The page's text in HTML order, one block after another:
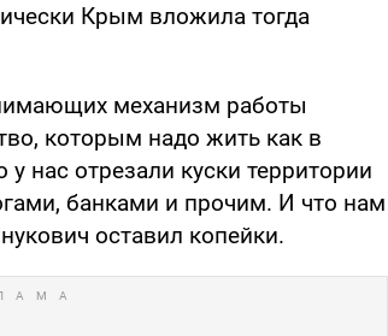
Крым вложила тогда
механизм работы
которым надо жить как в
нас отрезали куски территории
банками и прочим. И что нам
оставил копейки.